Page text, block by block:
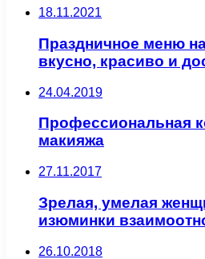
18.11.2021
Праздничное меню
вкусно, красиво и
24.04.2019
Профессиональная
макияжа
27.11.2017
Зрелая, умелая
изюминки
26.10.2018